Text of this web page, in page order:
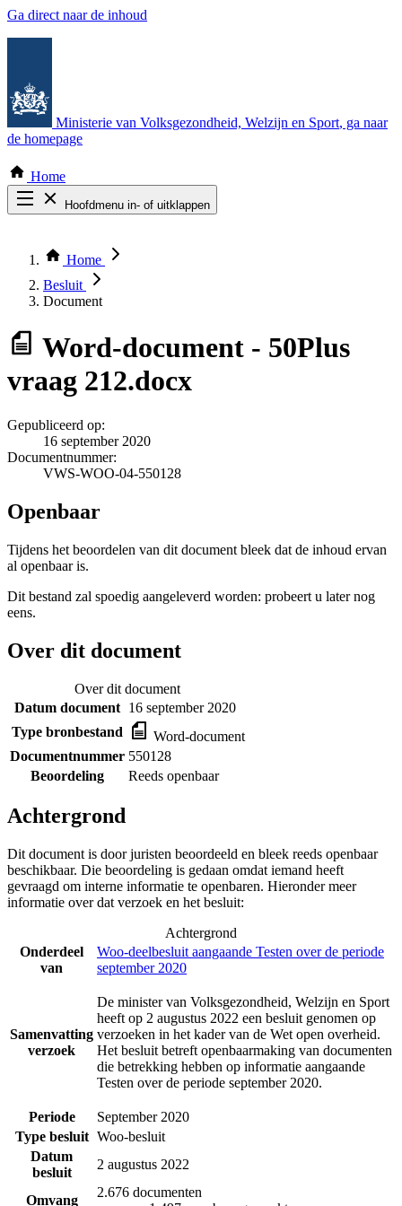
Ga direct naar de inhoud
Ministerie van Volksgezondheid, Welzijn en Sport, ga naar
de homepage
Home
Hoofdmenu in- of uitklappen
Thema COVID-19
Bekijk per bestuursorgaan
Home
Besluit
Document
Word-document - 50Plus
vraag 212.docx
Gepubliceerd op:
16 september 2020
Documentnummer:
VWS-WOO-04-550128
Openbaar
Tijdens het beoordelen van dit document bleek dat de inhoud ervan
al openbaar is.
Dit bestand zal spoedig aangeleverd worden: probeert u later nog
eens.
Over dit document
Over dit document
Datum document 16 september 2020
Type bronbestand
Word-document
Documentnummer 550128
Beoordeling
Reeds openbaar
Achtergrond
Dit document is door juristen beoordeeld en bleek reeds openbaar
beschikbaar. Die beoordeling is gedaan omdat iemand heeft
gevraagd om interne informatie te openbaren. Hieronder meer
informatie over dat verzoek en het besluit:
Achtergrond
Onderdeel
van
Woo-deelbesluit aangaande Testen over de periode
september 2020
Samenvatting
verzoek
De minister van Volksgezondheid, Welzijn en Sport
heeft op 2 augustus 2022 een besluit genomen op
verzoeken in het kader van de Wet open overheid.
Het besluit betreft openbaarmaking van documenten
die betrekking hebben op informatie aangaande
Testen over de periode september 2020.
Periode
September 2020
Type besluit Woo-besluit
Datum
besluit
2 augustus 2022
Omvang
2.676 documenten